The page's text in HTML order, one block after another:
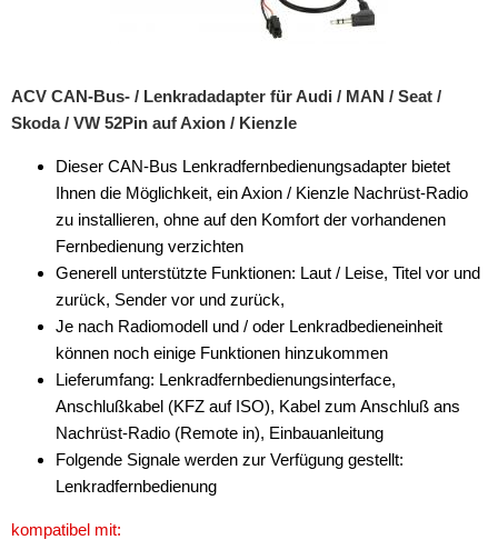
für Buick
für Chevrolet
für Chrysler
für Citroen
für Dacia
für Daewoo
für DAF
für Dodge
ACV CAN-Bus- / Lenkradadapter für Audi / MAN / Seat /
Skoda / VW 52Pin auf Axion / Kienzle
Dieser CAN-Bus Lenkradfernbedienungsadapter bietet
Ihnen die Möglichkeit, ein Axion / Kienzle Nachrüst-Radio
zu installieren, ohne auf den Komfort der vorhandenen
Fernbedienung verzichten
Generell unterstützte Funktionen: Laut / Leise, Titel vor und
zurück, Sender vor und zurück,
Je nach Radiomodell und / oder Lenkradbedieneinheit
können noch einige Funktionen hinzukommen
Lieferumfang: Lenkradfernbedienungsinterface,
Anschlußkabel (KFZ auf ISO), Kabel zum Anschluß ans
Nachrüst-Radio (Remote in), Einbauanleitung
Folgende Signale werden zur Verfügung gestellt:
Lenkradfernbedienung
kompatibel mit: